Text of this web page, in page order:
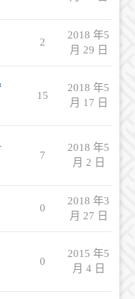
2
2018 年5
月 29 日
15
2018 年5
月 17 日
7
2018 年5
月 2 日
0
2018 年3
月 27 日
0
2015 年5
月 4 日